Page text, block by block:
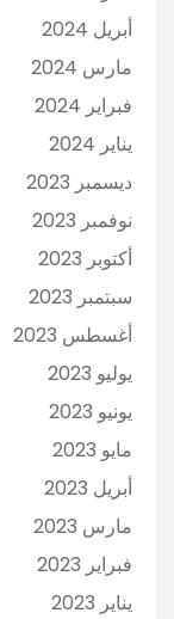
أبريل 2024
مارس 2024
فبراير 2024
يناير 2024
ديسمبر 2023
نوفمبر 2023
أكتوبر 2023
سبتمبر 2023
أغسطس 2023
يوليو 2023
يونيو 2023
مايو 2023
أبريل 2023
مارس 2023
فبراير 2023
يناير 2023